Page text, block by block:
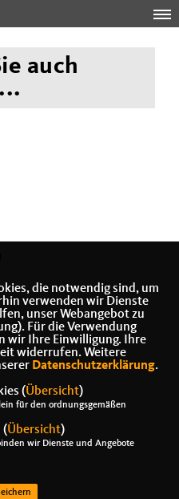
auch
die notwendig sind, um
verwenden wir Dienste
unser Webangebot zu
Für die Verwendung
wir Ihre Einwilligung. Ihre
widerrufen. Weitere
Datenschutzerklärung.
(Übersicht)
für den ordnungsgemäßen
(Übersicht)
wir Dienste und Angebote